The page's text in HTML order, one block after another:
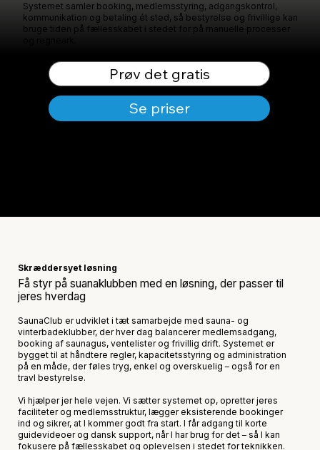
Systemet samler booking, medlemsstyring, adgangskontrol,
kommunikation og betaling ét sted, så bestyrelse og frivillige kan
bruge tiden på fællesskabet i stedet for på manuelle processer
Prøv det gratis
Se priser
Skræddersyet løsning
Få styr på suanaklubben med en løsning, der passer til
jeres hverdag
SaunaClub er udviklet i tæt samarbejde med sauna- og
vinterbadeklubber, der hver dag balancerer medlemsadgang,
booking af saunagus, ventelister og frivillig drift. Systemet er
bygget til at håndtere regler, kapacitetsstyring og administration
på en måde, der føles tryg, enkel og overskuelig – også for en
travl bestyrelse.
Vi hjælper jer hele vejen. Vi sætter systemet op, opretter jeres
faciliteter og medlemsstruktur, lægger eksisterende bookinger
ind og sikrer, at I kommer godt fra start. I får adgang til korte
guidevideoer og dansk support, når I har brug for det – så I kan
fokusere på fællesskabet og oplevelsen i stedet for teknikken.